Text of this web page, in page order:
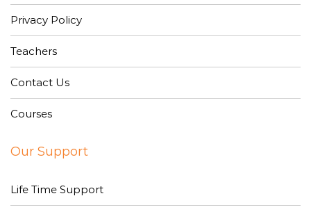
Privacy Policy
Teachers
Contact Us
Courses
Our Support
Life Time Support